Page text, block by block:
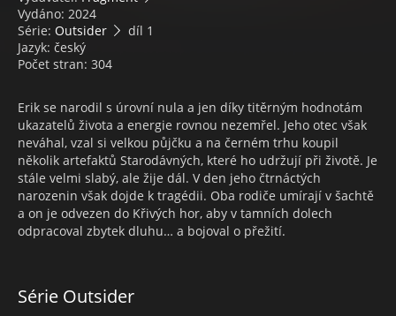
Vydáno: 2024
Série: Outsider
díl 1
Jazyk: český
Počet stran: 304
Erik se narodil s úrovní nula a jen díky titěrným hodnotám
ukazatelů života a energie rovnou nezemřel. Jeho otec však
neváhal, vzal si velkou půjčku a na černém trhu koupil
několik artefaktů Starodávných, které ho udržují při životě. Je
stále velmi slabý, ale žije dál. V den jeho čtrnáctých
narozenin však dojde k tragédii. Oba rodiče umírají v šachtě
a on je odvezen do Křivých hor, aby v tamních dolech
odpracoval zbytek dluhu… a bojoval o přežití.
Série Outsider